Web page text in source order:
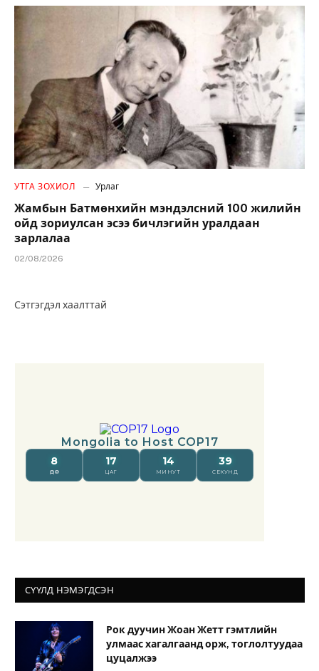
УТГА ЗОХИОЛ Урлаг
Жамбын Батмөнхийн мэндэлсний 100 жилийн
ойд зориулсан эсээ бичлэгийн уралдаан
зарлалаа
02/08/2026
Сэтгэгдэл хаалттай
СҮҮЛД НЭМЭГДСЭН
Рок дуучин Жоан Жетт гэмтлийн
улмаас хагалгаанд орж, тоглолтуудаа
цуцалжээ